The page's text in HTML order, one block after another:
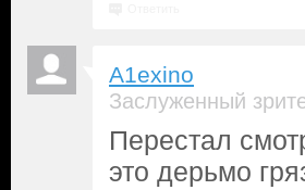
A1exino
Заслуженный
Перестал
это дерьмо